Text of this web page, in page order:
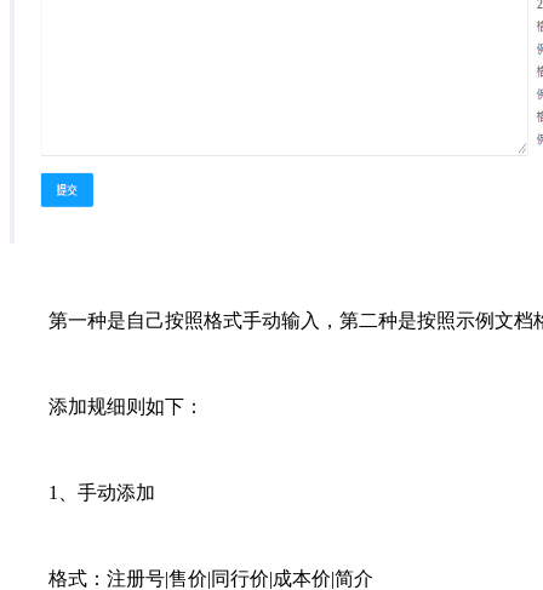
第一种是自己按照格式手动输入，第二种是按照示例文档
添加规细则如下：
1、手动添加
格式：注册号|售价|同行价|成本价|简介